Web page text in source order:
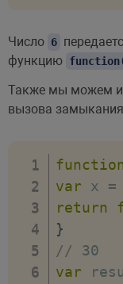
Число 6
функцию
Также мы можем
вызова
var x =
return
}
// 30
var